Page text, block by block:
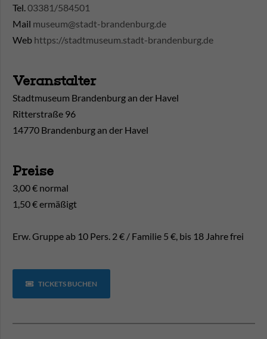
Tel.03381/584501
Mail museum@stadt-brandenburg.de
Web https://stadtmuseum.stadt-brandenburg.de
Veranstalter
Stadtmuseum Brandenburg an der Havel
Ritterstraße 96
14770 Brandenburg an der Havel
Preise
3,00 € normal
1,50 € ermäßigt
Erw. Gruppe ab 10 Pers. 2 € / Familie 5 €, bis 18 Jahre frei
TICKETS BUCHEN